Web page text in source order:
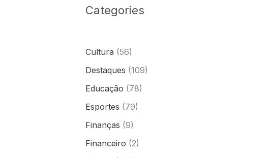
Categories
Cultura (56)
Destaques (109)
Educação (78)
Esportes (79)
Finanças (9)
Financeiro (2)